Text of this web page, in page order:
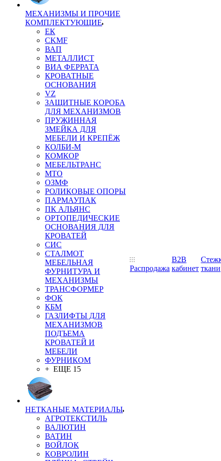
МЕХАНИЗМЫ И ПРОЧИЕ
КОМПЛЕКТУЮЩИЕ
ЕК
CKMF
ВАП
МЕТАЛЛИСТ
ВИА ФЕРРАТА
КРОВАТНЫЕ
ОСНОВАНИЯ
VZ
ЗАЩИТНЫЕ КОРОБА
ДЛЯ МЕХАНИЗМОВ
ПРУЖИННАЯ
ЗМЕЙКА ДЛЯ
МЕБЕЛИ И КРЕПЁЖ
КОЛБИ-М
КОМКОР
МЕБЕЛЬТРАНС
MTO
ОЗМФ
РОЛИКОВЫЕ ОПОРЫ
ПАРМАУПАК
ПК АЛЬЯНС
ОРТОПЕДИЧЕСКИЕ
ОСНОВАНИЯ ДЛЯ
КРОВАТЕЙ
СИС
СТАЛМОТ
МЕБЕЛЬНАЯ
ФУРНИТУРА И
МЕХАНИЗМЫ
ТРАНСФОРМЕР
ФОК
КБМ
ГАЗЛИФТЫ ДЛЯ
МЕХАНИЗМОВ
ПОДЪЕМА
КРОВАТЕЙ И
МЕБЕЛИ
ФУРНИКОМ
+ ЕЩЕ 15
НЕТКАНЫЕ МАТЕРИАЛЫ
АГРОТЕКСТИЛЬ
ВАЛЮТИН
ВАТИН
ВОЙЛОК
КОВРОЛИН
Распродажа
B2B
кабинет ткани